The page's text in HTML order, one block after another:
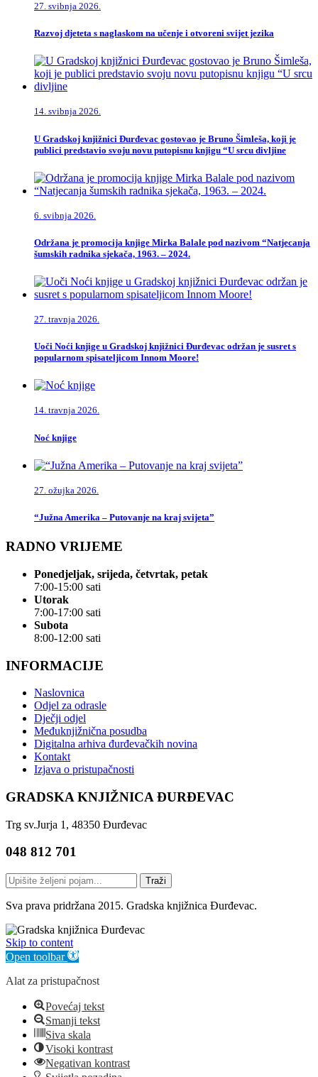
27. svibnja 2026.
Razvoj djeteta s naglaskom na učenje i otvoreni svijet jezika
14. svibnja 2026.
U Gradskoj knjižnici Đurđevac gostovao je Bruno Šimleša, koji je
publici predstavio svoju novu putopisnu knjigu “U srcu divljine
6. svibnja 2026.
Održana je promocija knjige Mirka Balale pod nazivom “Natjecanja
šumskih radnika sjekača, 1963. – 2024.
27. travnja 2026.
Uoči Noći knjige u Gradskoj knjižnici Đurđevac održan je susret s
popularnom spisateljicom Innom Moore!
14. travnja 2026.
Noć knjige
27. ožujka 2026.
“Južna Amerika – Putovanje na kraj svijeta”
RADNO VRIJEME
Ponedjeljak, srijeda, četvrtak, petak
7:00-15:00 sati
Utorak
7:00-17:00 sati
Subota
8:00-12:00 sati
INFORMACIJE
Naslovnica
Odjel za odrasle
Dječji odjel
Međuknjižnična posudba
Digitalna arhiva đurđevačkih novina
Kontakt
Izjava o pristupačnosti
GRADSKA KNJIŽNICA ĐURĐEVAC
Trg sv.Jurja 1, 48350 Đurđevac
048 812 701
Traži
Sva prava pridržana 2015. Gradska knjižnica Đurđevac.
Skip to content
Open toolbar
Alat za pristupačnost
Povećaj tekst
Smanji tekst
Siva skala
Visoki kontrast
Negativan kontrast